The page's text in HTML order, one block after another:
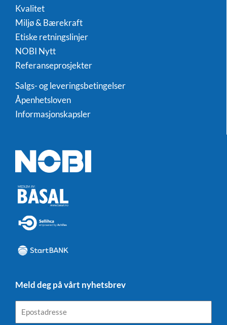
Kvalitet
Miljø & Bærekraft
Etiske retningslinjer
NOBI Nytt
Referanseprosjekter
Salgs- og leveringsbetingelser
Åpenhetsloven
Informasjonskapsler
Meld deg på vårt nyhetsbrev